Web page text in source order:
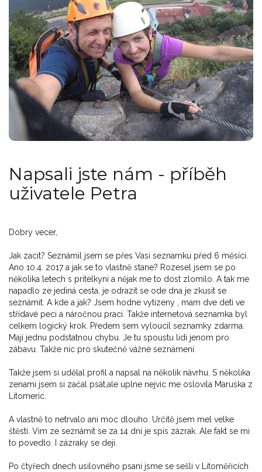
Napsali jste nám - příběh
uživatele Petra
Dobry vecer,
Jak zacit? Seznámil jsem se přes Vasi seznamku před 6 měsíci.
Ano 10.4. 2017 a jak se to vlastně stane? Rozesel jsem se po
několika letech s pritelkyni a nějak me to dost zlomilo. A tak me
napadlo ze jediná cesta, je odrazit se ode dna je zkusit se
seznámit. A kde a jak? Jsem hodne vytizeny , mam dve deti ve
střídavé peci a náročnou praci. Takže internetová seznamka byl
celkem logický krok. Předem sem vyloucil seznamky zdarma.
Mají jednu podstatnou chybu. Je tu spoustu lidi jenom pro
zábavu. Takže nic pro skutečně vážné seznámení.
Takže jsem si udělal profil a napsal na několik návrhu. S několika
zenami jsem si začal psát,ale uplne nejvíc me oslovila Maruska z
Litomeric.
A vlastně to netrvalo ani moc dlouho. Určitě jsem mel velke
štěstí. Vim ze seznámit se za 14 dni je spis zázrak. Ale fakt se mi
to povedlo. I zázraky se deji.
Po čtyřech dnech usilovného psani jsme se sešli v Litoměřicích